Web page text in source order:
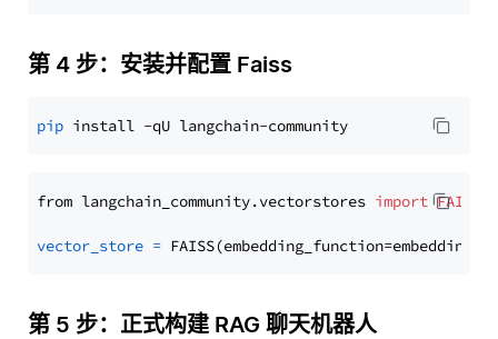
第 4 步：安装并配置 Faiss
pip
from langchain_community.vectorstores import FAISS
vector_store =
第 5 步：正式构建 RAG 聊天机器人